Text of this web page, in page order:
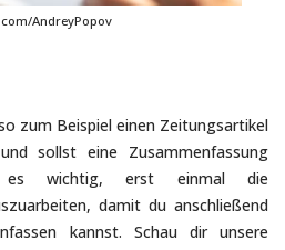
AndreyPopov
zum Beispiel einen Zeitungsartikel
sollst eine Zusammenfassung
es wichtig, erst einmal die
damit du anschließend
kannst. Schau dir unsere